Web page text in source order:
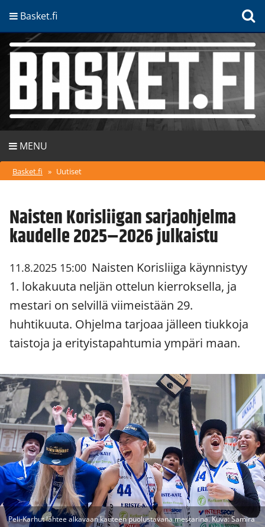
Basket.fi
MENU
Basket.fi » Uutiset
Naisten Korisliigan sarjaohjelma
kaudelle 2025–2026 julkaistu
11.8.2025 15:00 Naisten Korisliiga käynnistyy
1. lokakuuta neljän ottelun kierroksella, ja
mestari on selvillä viimeistään 29.
huhtikuuta. Ohjelma tarjoaa jälleen tiukkoja
taistoja ja erityistapahtumia ympäri maan.
Peli-Karhut lähtee alkavaan kauteen puolustavana mestarina. Kuva: Samira